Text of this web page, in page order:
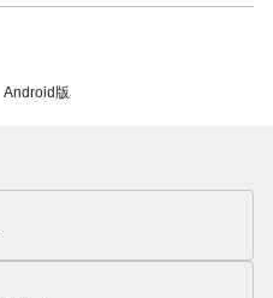
Android版